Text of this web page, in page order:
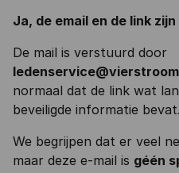
Ja, de email en de link
De mail is verstuurd door
normaal dat de link wat
beveiligde informatie bevat.
We begrijpen dat er veel
maar deze e-mail is géén